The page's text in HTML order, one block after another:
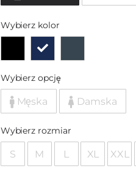
Wybierz kolor
Wybierz opcję
Męska Damska
Wybierz rozmiar
S M L XL XXL